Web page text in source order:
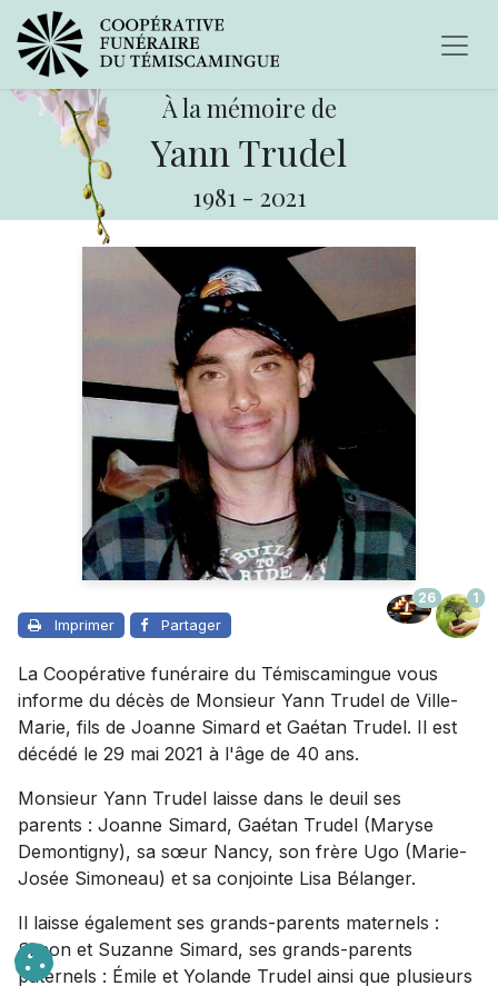
À la mémoire de
Yann Trudel
1981 - 2021
Imprimer Partager
26 1
La Coopérative funéraire du Témiscamingue vous
informe du décès de Monsieur Yann Trudel de Ville-
Marie, fils de Joanne Simard et Gaétan Trudel. Il est
décédé le 29 mai 2021 à l'âge de 40 ans.
Monsieur Yann Trudel laisse dans le deuil ses
parents : Joanne Simard, Gaétan Trudel (Maryse
Demontigny), sa sœur Nancy, son frère Ugo (Marie-
Josée Simoneau) et sa conjointe Lisa Bélanger.
Il laisse également ses grands-parents maternels :
Simon et Suzanne Simard, ses grands-parents
paternels : Émile et Yolande Trudel ainsi que plusieurs